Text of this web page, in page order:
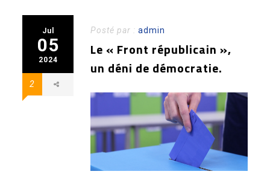
Jul
05
2024
2
Posté par :admin
Le « Front républicain »,
un déni de démocratie.